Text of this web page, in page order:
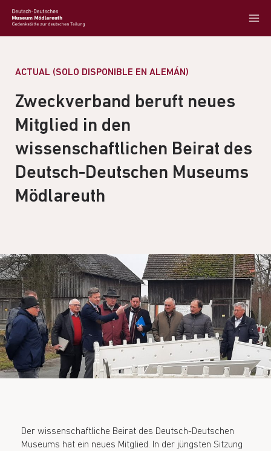
ACTUAL (SOLO DISPONIBLE EN ALEMÁN)
Zweckverband beruft neues
Mitglied in den
wissenschaftlichen Beirat des
Deutsch-Deutschen Museums
Mödlareuth
Der wissenschaftliche Beirat des Deutsch-Deutschen
Museums hat ein neues Mitglied. In der jüngsten Sitzung